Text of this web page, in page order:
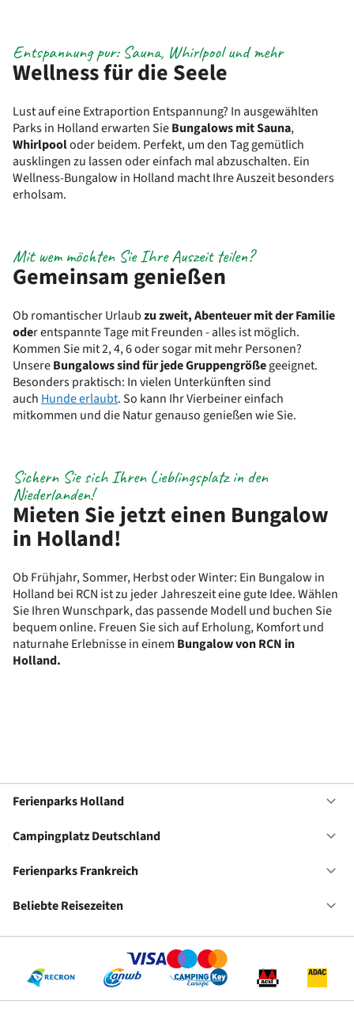
Wellness für die Seele
Entspannung pur: Sauna, Whirlpool und mehr
Lust auf eine Extraportion Entspannung? In ausgewählten
Parks in Holland erwarten SieBungalows mit Sauna,
Whirlpooloder beidem. Perfekt, um den Tag gemütlich
ausklingen zu lassen oder einfach mal abzuschalten. Ein
Wellness-Bungalow in Holland macht Ihre Auszeit besonders
erholsam.
Gemeinsam genießen
Mit wem möchten Sie Ihre Auszeit teilen?
Ob romantischer Urlaubzu zweit, Abenteuer mit der Familie
oder entspannte Tage mit Freunden - alles ist möglich.
Kommen Sie mit 2, 4, 6 oder sogar mit mehr Personen?
UnsereBungalows sind für jede Gruppengrößegeeignet.
Besonders praktisch: In vielen Unterkünften sind
auch Hundeerlaubt. So kann Ihr Vierbeiner einfach
mitkommen und die Natur genauso genießen wie Sie.
Mieten Sie jetzt einen Bungalow
in Holland!
Sichern Sie sich Ihren Lieblingsplatz in den
Niederlanden!
Ob Frühjahr, Sommer, Herbst oder Winter: Ein Bungalow in
Holland bei RCN ist zu jeder Jahreszeit eine gute Idee. Wählen
Sie Ihren Wunschpark, das passende Modell und buchen Sie
bequem online. Freuen Sie sich auf Erholung, Komfort und
naturnahe Erlebnisse in einem Bungalow von RCN in
Holland.
Ferienparks Holland
Campingplatz Deutschland
Ferienparks Frankreich
Beliebte Reisezeiten